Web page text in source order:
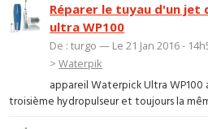
Réparer le tuyau d'un
ultra WP100
De : turgo — Le 21 Jan 2016 -
>Waterpik
appareil Waterpick Ultra WP100
troisième hydropulseur et toujours la